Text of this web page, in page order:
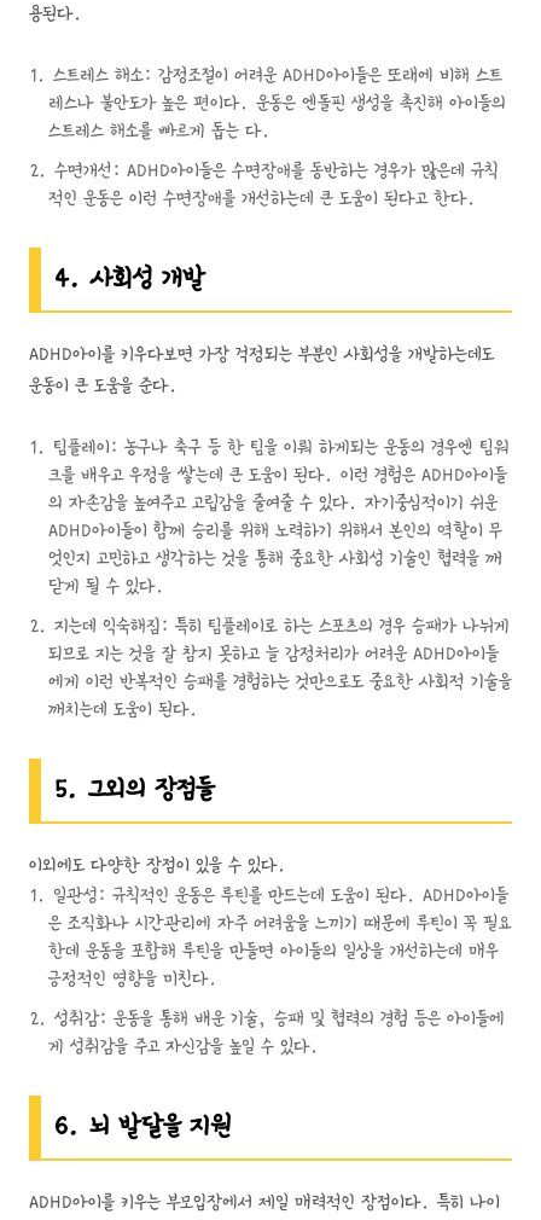
용된다.
스트레스 해소: 감정조절이 어려운 ADHD아이들은 또래에 비해 스트
레스나 불안도가 높은 편이다. 운동은 엔돌핀 생성을 촉진해 아이들의
스트레스 해소를 빠르게 돕는 다.
수면개선: ADHD아이들은 수면장애를 동반하는 경우가 많은데 규칙
적인 운동은 이런 수면장애를 개선하는데 큰 도움이 된다고 한다.
4. 사회성 개발
ADHD아이를 키우다보면 가장 걱정되는 부분인 사회성을 개발하는데도
운동이 큰 도움을 준다.
팀플레이: 농구나 축구 등 한 팀을 이뤄 하게되는 운동의 경우엔 팀워
크를 배우고 우정을 쌓는데 큰 도움이 된다. 이런 경험은 ADHD아이들
의 자존감을 높여주고 고립감을 줄여줄 수 있다. 자기중심적이기 쉬운
ADHD아이들이 함께 승리를 위해 노력하기 위해서 본인의 역할이 무
엇인지 고민하고 생각하는 것을 통해 중요한 사회성 기술인 협력을 깨
닫게 될 수 있다.
지는데 익숙해짐: 특히 팀플레이로 하는 스포츠의 경우 승패가 나뉘게
되므로 지는 것을 잘 참지 못하고 늘 감정처리가 어려운 ADHD아이들
에게 이런 반복적인 승패를 경험하는 것만으로도 중요한 사회적 기술을
깨치는데 도움이 된다.
5. 그외의 장점들
이외에도 다양한 장점이 있을 수 있다.
일관성: 규칙적인 운동은 루틴를 만드는데 도움이 된다. ADHD아이들
은 조직화나 시간관리에 자주 어려움을 느끼기 때문에 루틴이 꼭 필요
한데 운동을 포함해 루틴을 만들면 아이들의 일상을 개선하는데 매우
긍정적인 영향을 미친다.
성취감: 운동을 통해 배운 기술, 승패 및 협력의 경험 등은 아이들에
게 성취감을 주고 자신감을 높일 수 있다.
6. 뇌 발달을 지원
ADHD아이를 키우는 부모입장에서 제일 매력적인 장점이다. 특히 나이